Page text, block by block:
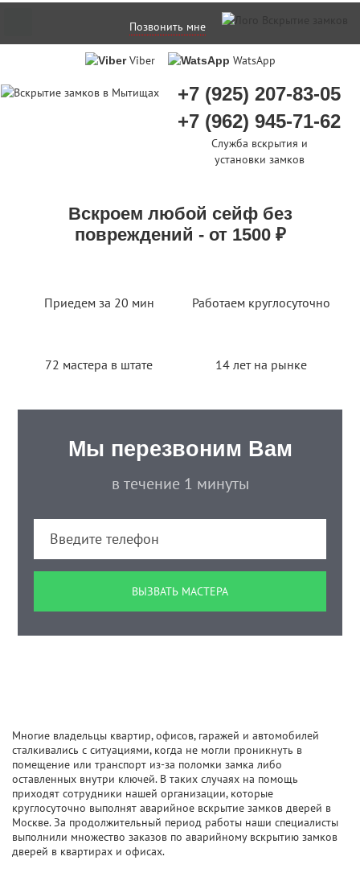
Позвонить мне
Viber WatsApp
+7 (925) 207-83-05
+7 (962) 945-71-62
Служба вскрытия и
установки замков
Вскроем любой сейф без
повреждений - от 1500 ₽
Приедем за 20 мин Работаем круглосуточно
72 мастера в штате 14 лет на рынке
Мы перезвоним Вам
в течение 1 минуты
Многие владельцы квартир, офисов, гаражей и автомобилей
сталкивались с ситуациями, когда не могли проникнуть в
помещение или транспорт из-за поломки замка либо
оставленных внутри ключей. В таких случаях на помощь
приходят сотрудники нашей организации, которые
круглосуточно выполнят аварийное вскрытие замков дверей в
Москве. За продолжительный период работы наши специалисты
выполнили множество заказов по аварийному вскрытию замков
дверей в квартирах и офисах.